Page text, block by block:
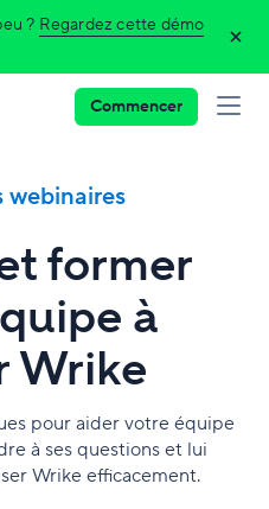
? Regardez cette démo
Commencer
webinaires
former
à
Wrike
pour aider votre équipe
à ses questions et lui
Wrike efficacement.